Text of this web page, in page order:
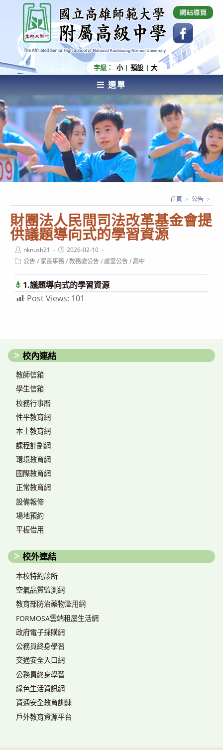
內
容
國立高雄師範大學附屬高級中學 Affiliated Senior
High School of National Kaohsiung Normal
University
字級： 小 預設 大
選單
AFFILIATED SENIOR HIGH SCHOOL OF NATIONAL
KAOHSIUNG NORMAL UNIVERSITY
財團法人民間司法改革基金會提
供議題導向式的學習資源
首頁 > 公告 >
Post
author:
nknush21
Post
published:
2026-02-10
Post公告/ 家長事務/教務處公告/處室公告/高中
1.議題導向式的學習資源
Post Views: 101
校內連結
教師信箱
學生信箱
校務行事曆
性平教育網
本土教育網
課程計劃網
環境教育網
國際教育網
正常教育網
設備報修
場地預約
平板借用
校外連結
本校特約診所
空氣品質監測網
教育部防治藥物濫用網
FORMOSA雲端租屋生活網
政府電子採購網
公務員終身學習
交通安全入口網
公務員終身學習
綠色生活資訊網
資通安全教育訓練
戶外教育資源平台